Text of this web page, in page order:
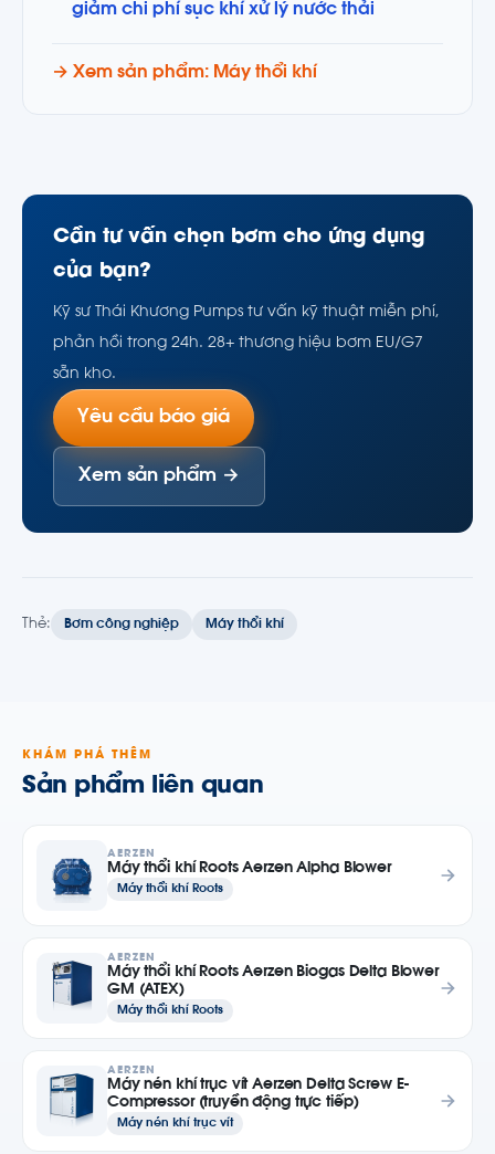
giảm chi phí sục khí xử lý nước thải
→ Xem sản phẩm: Máy thổi khí
Cần tư vấn chọn bơm cho ứng dụng
của bạn?
Kỹ sư Thái Khương Pumps tư vấn kỹ thuật miễn phí,
phản hồi trong 24h. 28+ thương hiệu bơm EU/G7
sẵn kho.
Yêu cầu báo giá
Xem sản phẩm →
Thẻ: Bơm công nghiệp Máy thổi khí
KHÁM PHÁ THÊM
Sản phẩm liên quan
AERZEN
Máy thổi khí Roots Aerzen Alpha Blower
Máy thổi khí Roots
AERZEN
Máy thổi khí Roots Aerzen Biogas Delta Blower
GM (ATEX)
Máy thổi khí Roots
AERZEN
Máy nén khí trục vít Aerzen Delta Screw E-
Compressor (truyền động trực tiếp)
Máy nén khí trục vít